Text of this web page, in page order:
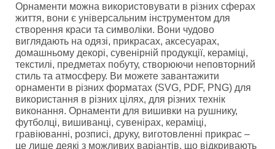
Орнаменти можна використовувати в різних сферах
життя, вони є універсальним інструментом для
створення краси та символіки. Вони чудово
виглядають на одязі, прикрасах, аксесуарах,
домашньому декорі, сувенірній продукції, кераміці,
текстилі, предметах побуту, створюючи неповторний
стиль та атмосферу. Ви можете завантажити
орнаменти в різних форматах (SVG, PDF, PNG) для
використання в різних цілях, для різних технік
виконання. Орнаменти для вишивки на рушнику,
футболці, вишиванці, сувенірах, кераміці,
гравіюванні, розписі, друку, виготовленні прикрас –
це лише деякі з можливих варіантів, що відкривають